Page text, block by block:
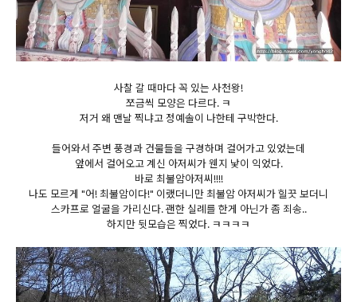
사찰 갈 때마다 꼭 있는 사천왕!
쪼금씩 모양은 다르다. ㅋ
저거 왜 맨날 찍냐고 정예솔이 나한테 구박한다.
들어와서 주변 풍경과 건물들을 구경하며 걸어가고 있었는데
앞에서 걸어오고 계신 아저씨가 웬지 낯이 익었다.
바로 최불암아저씨!!!!
나도 모르게 "어! 최불암이다!" 이랬더니만 최불암 아저씨가 힐끗 보더니
스카프로 얼굴을 가리신다. 괜한 실례를 한게 아닌가 좀 죄송..
하지만 뒷모습은 찍었다. ㅋㅋㅋㅋ